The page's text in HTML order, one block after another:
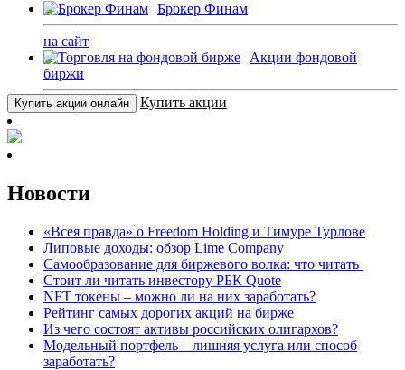
Брокер Финам
на сайт
Акции фондовой
биржи
Купить акции онлайн Купить акции
Новости
«Всея правда» о Freedom Holding и Тимуре Турлове
Липовые доходы: обзор Lime Company
Самообразование для биржевого волка: что читать
Стоит ли читать инвестору РБК Quote
NFT токены – можно ли на них заработать?
Рейтинг самых дорогих акций на бирже
Из чего состоят активы российских олигархов?
Модельный портфель – лишняя услуга или способ
заработать?